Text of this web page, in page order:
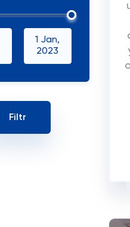
1 Jan,
2023